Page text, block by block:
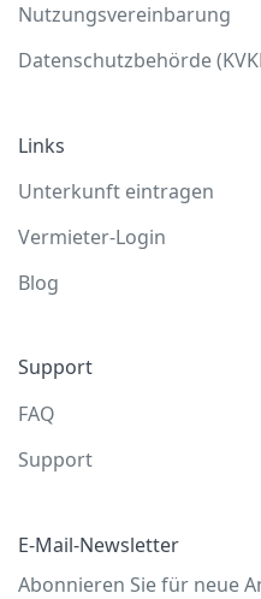
Nutzungsvereinbarung
Datenschutzbehörde
Links
Unterkunft eintragen
Vermieter-Login
Blog
Support
FAQ
Support
E-Mail-Newsletter
Abonnieren Sie für neue